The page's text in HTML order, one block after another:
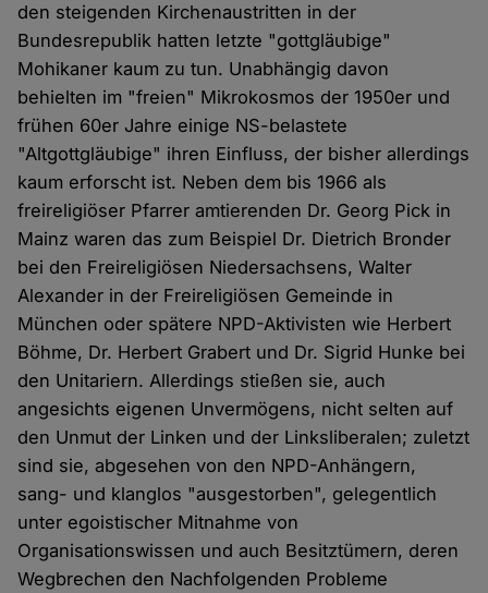
den steigenden Kirchenaustritten in der
Bundesrepublik hatten letzte "gottgläubige"
Mohikaner kaum zu tun. Unabhängig davon
behielten im "freien" Mikrokosmos der 1950er und
frühen 60er Jahre einige NS-belastete
"Altgottgläubige" ihren Einfluss, der bisher allerdings
kaum erforscht ist. Neben dem bis 1966 als
freireligiöser Pfarrer amtierenden Dr. Georg Pick in
Mainz waren das zum Beispiel Dr. Dietrich Bronder
bei den Freireligiösen Niedersachsens, Walter
Alexander in der Freireligiösen Gemeinde in
München oder spätere NPD-Aktivisten wie Herbert
Böhme, Dr. Herbert Grabert und Dr. Sigrid Hunke bei
den Unitariern. Allerdings stießen sie, auch
angesichts eigenen Unvermögens, nicht selten auf
den Unmut der Linken und der Linksliberalen; zuletzt
sind sie, abgesehen von den NPD-Anhängern,
sang- und klanglos "ausgestorben", gelegentlich
unter egoistischer Mitnahme von
Organisationswissen und auch Besitztümern, deren
Wegbrechen den Nachfolgenden Probleme